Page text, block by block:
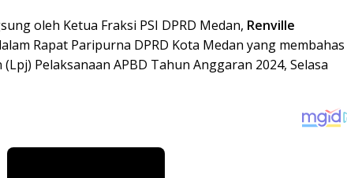
oleh Ketua Fraksi PSI DPRD Medan, Renville
Rapat Paripurna DPRD Kota Medan yang membahas
Pelaksanaan APBD Tahun Anggaran 2024, Selasa